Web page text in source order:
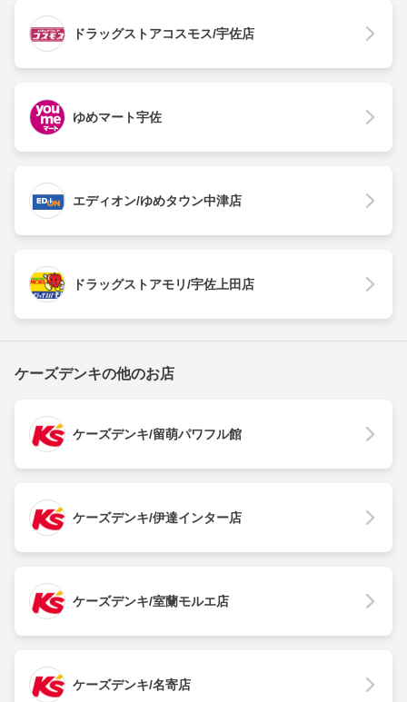
ドラッグストアコスモス/宇佐店
ゆめマート宇佐
エディオン/ゆめタウン中津店
ドラッグストアモリ/宇佐上田店
ケーズデンキの他のお店
ケーズデンキ/留萌パワフル館
ケーズデンキ/伊達インター店
ケーズデンキ/室蘭モルエ店
ケーズデンキ/名寄店